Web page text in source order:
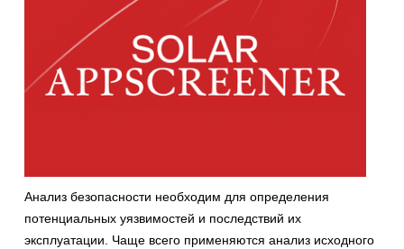
Анализ безопасности необходим для определения
потенциальных уязвимостей и последствий их
эксплуатации. Чаще всего применяются анализ исходного